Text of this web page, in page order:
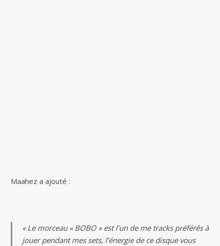
Maahez a ajouté :
« Le morceau « BOBO » est l’un de me tracks préférés à
jouer pendant mes sets, l’énergie de ce disque vous